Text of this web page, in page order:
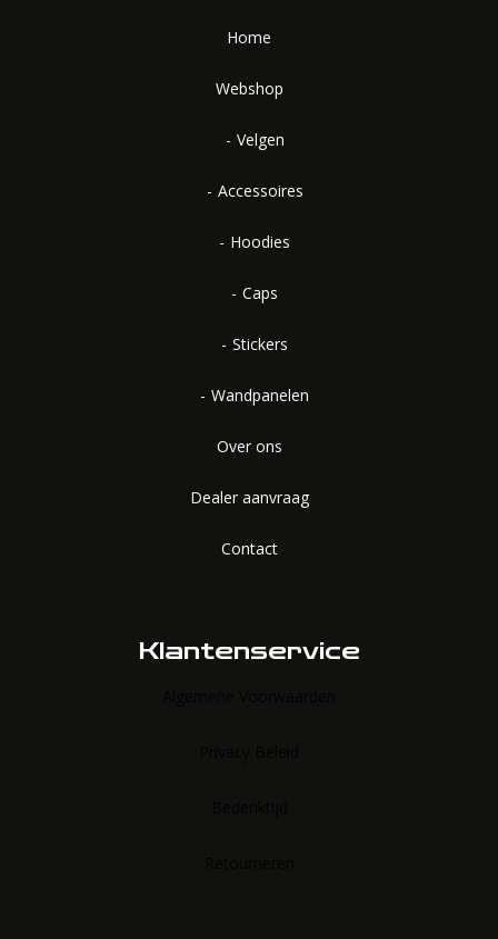
Home
Webshop
Velgen
Accessoires
Hoodies
Caps
Stickers
Wandpanelen
Over ons
Dealer aanvraag
Contact
Klantenservice